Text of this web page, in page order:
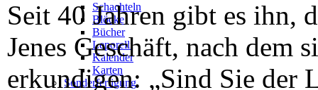
Schachteln
Blöcke
Bücher
Leporelli
Kalender
Karten
Sonderfertigung
Seit 40 Jahren gibt es ihn,
Jenes Geschäft, nach dem
erkundigen: „Sind Sie der